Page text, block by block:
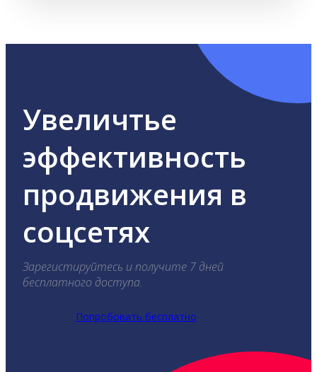
Увеличтье
эффективность
продвижения в
соцсетях
Зарегистируйтесь и получите 7 дней
бесплатного доступа.
Попробовать бесплатно